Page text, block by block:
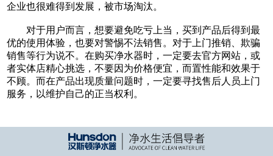
企业也很难得到发展，被市场淘汰。
对于用户而言，想要避免吃亏上当，买到产品后得到最
优的使用体验，也要对警惕不法销售。对于上门推销、欺骗
销售等行为说不。在购买净水器时，一定要去官方网站，或
者实体店精心挑选，不要因为价格便宜，而置性能和效果于
不顾。而在产品出现质量问题时，一定要寻找售后人员上门
服务，以维护自己的正当权利。